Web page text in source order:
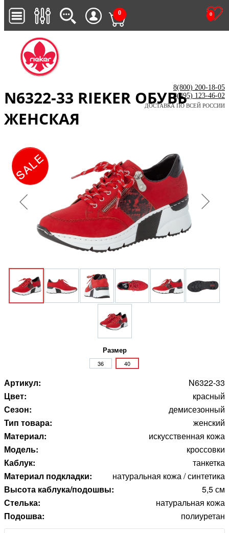
0
0
8(800) 200-18-05
8(495) 123-46-02
ДОСТАВКА ПО ВСЕЙ РОССИИ
N6322-33 RIEKER ОБУВЬ
ЖЕНСКАЯ
Размер
36 40
Артикул:
N6322-33
Цвет:
красный
Сезон:
демисезонный
Тип товара:
женский
Материал:
искусственная кожа
Модель:
кроссовки
Каблук:
танкетка
Материал подкладки:
натуральная кожа / синтетика
Высота каблука/подошвы:
5,5 см
Стелька:
натуральная кожа
Подошва:
полиуретан